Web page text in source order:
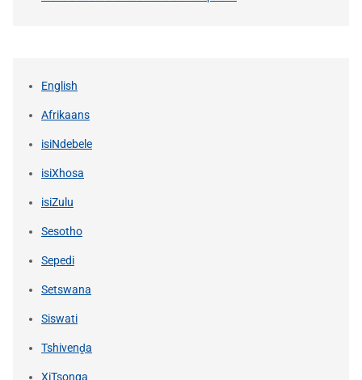
English
Afrikaans
isiNdebele
isiXhosa
isiZulu
Sesotho
Sepedi
Setswana
Siswati
Tshivenḓa
XiTsonga